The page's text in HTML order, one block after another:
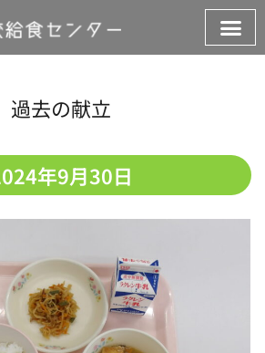
過去の献立
年9月30日